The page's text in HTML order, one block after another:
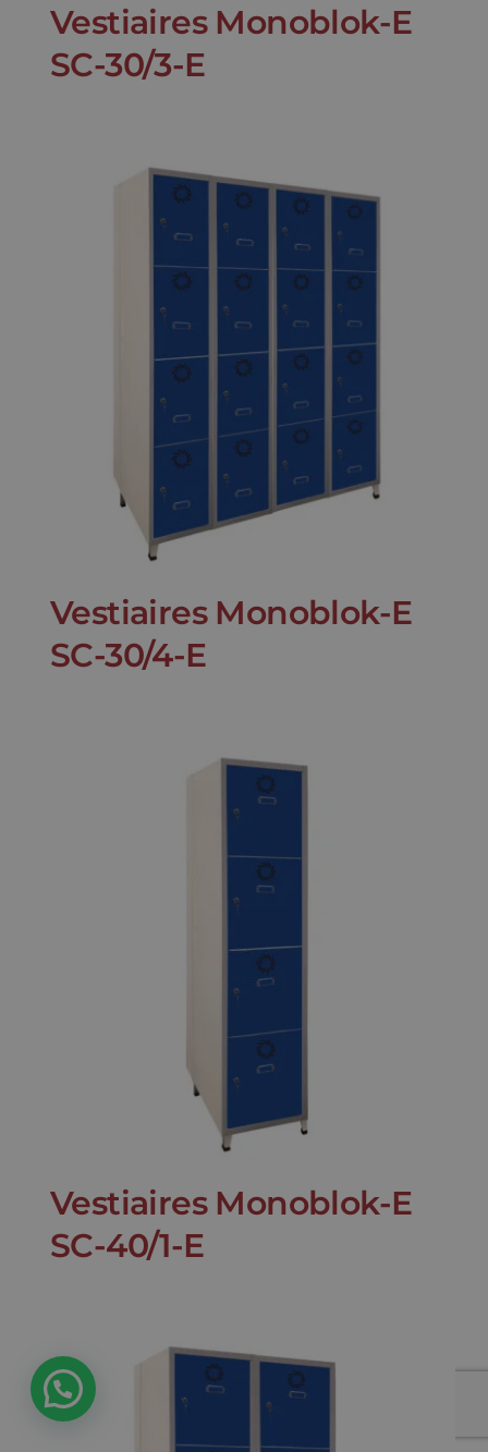
Vestiaires Monoblok-E
SC-30/3-E
Vestiaires Monoblok-E
SC-30/4-E
Vestiaires Monoblok-E
SC-40/1-E